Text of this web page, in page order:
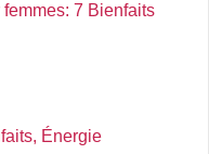
7 Bienfaits
Énergie